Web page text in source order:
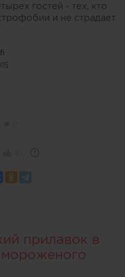
гостей - тех, кто
и не страдает
прилавок в
мороженого